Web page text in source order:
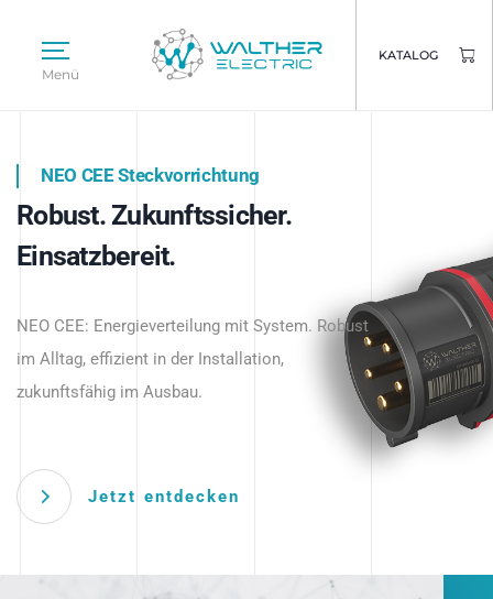
Menü
KATALOG
Intelligente Stromverteilung
beginnt hier.
NEO CEE Steckvorrichtung
Robust. Zukunftssicher.
Einsatzbereit.
NEO CEE: Energieverteilung mit System. Robust
im Alltag, effizient in der Installation,
zukunftsfähig im Ausbau.
Jetzt entdecken
Intelligenz trifft Energie.
Anwendungen – robust, IP-geschützt und
zukunftsfähig.